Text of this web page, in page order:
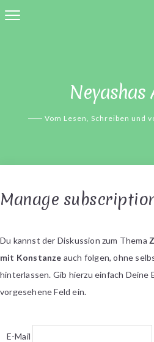
Neyashas
Vom Lesen, Schreiben und
Manage
Du kannst der Diskussion zum Thema
mit Konstanze auch folgen, ohne
hinterlassen. Gib hierzu einfach Deine
vorgesehene Feld ein.
E-Mail